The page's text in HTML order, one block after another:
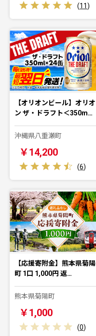
(11)
【オリオンビール】オリオ
ン ザ・ドラフト＜350m…
沖縄県八重瀬町
￥14,200
(6)
【応援寄附金】熊本県菊陽
町 1口 1,000円 返…
熊本県菊陽町
￥1,000
(0)